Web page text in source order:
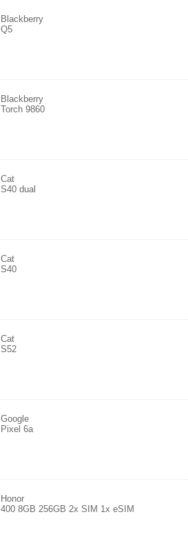
Blackberry
Q5
Blackberry
Torch 9860
Cat
S40 dual
Cat
S40
Cat
S52
Google
Pixel 6a
Honor
400 8GB 256GB 2x SIM 1x eSIM